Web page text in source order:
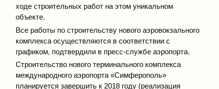
ходе строительных работ на этом уникальном
объекте.
Все работы по строительству нового аэровокзального
комплекса осуществляются в соответствии с
графиком, подтвердили в пресс-службе аэропорта.
Строительство нового терминального комплекса
международного аэропорта «Симферополь»
планируется завершить к 2018 году (реализация